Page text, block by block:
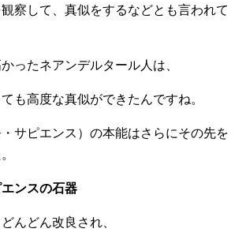
察して、真似をするなどとも言われて
ったネアンデルタール人は、
も高度な真似ができたんですね。
サピエンス）の本能はさらにその先を
スの石器
んどん改良され、